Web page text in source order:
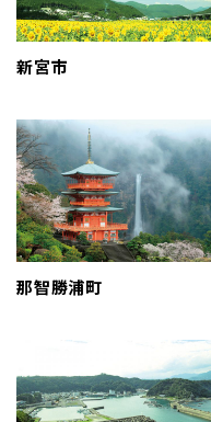
新宮市
那智勝浦町